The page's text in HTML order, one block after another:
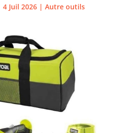
4 Juil 2026| Autre outils